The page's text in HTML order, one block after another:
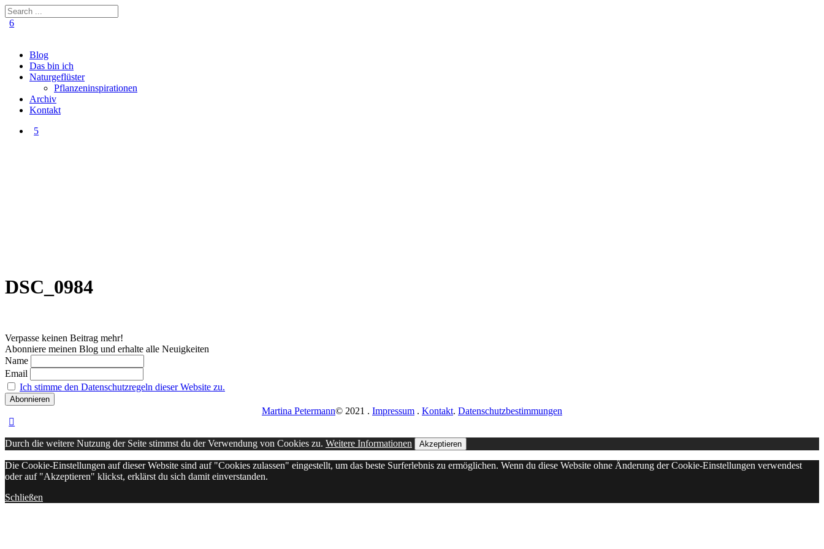
Blog
Das bin ich
Naturgeflüster
Pflanzeninspirationen
Archiv
Kontakt
DSC_0984
Verpasse keinen Beitrag mehr!
Abonniere meinen Blog und erhalte alle Neuigkeiten
Name
Email
Ich stimme den Datenschutzregeln dieser Website zu.
Martina Petermann© 2021 . Impressum . Kontakt. Datenschutzbestimmungen
Durch die weitere Nutzung der Seite stimmst du der Verwendung von Cookies zu. Weitere Informationen Akzeptieren
Die Cookie-Einstellungen auf dieser Website sind auf "Cookies zulassen" eingestellt, um das beste Surferlebnis zu ermöglichen. Wenn du diese Website ohne Änderung der Cookie-Einstellungen verwendest
oder auf "Akzeptieren" klickst, erklärst du sich damit einverstanden.
Schließen